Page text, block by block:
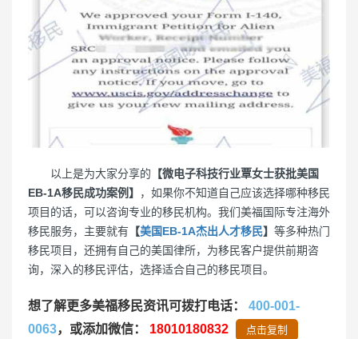
以上是为大家分享的 【微电子科技行业覃女士获批美国
EB-1A移民成功案例】
，如果你不知道自己应该选择哪种移民
项目的话，可以咨询专业的移民机构。我们美福国际专注海外
移民服务，主要就有 【美国EB-1A杰出人才移民】 等多种热门
移民项目，还拥有自己的美国律所，为移民客户提供前期咨
询，深入的移民评估，选择适合自己的移民项目。
想了解更多美福移民资讯可拨打电话： 400-001-
0063，或添加微信： 18010180832 点击复制